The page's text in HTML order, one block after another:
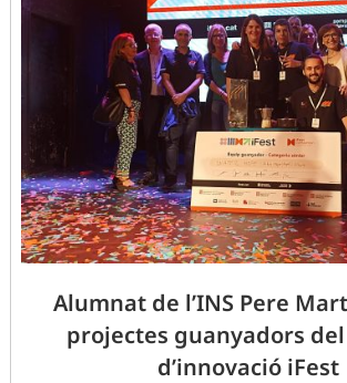
Alumnat de l’INS Pere
projectes guanyadors
d’innovació iFest